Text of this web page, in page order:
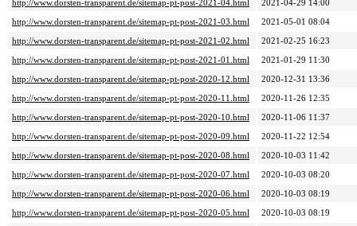
http://www.dorsten-transparent.de/sitemap-pt-post-2021-04.html
2021-04-29 14:00
http://www.dorsten-transparent.de/sitemap-pt-post-2021-03.html
2021-05-01 08:04
http://www.dorsten-transparent.de/sitemap-pt-post-2021-02.html
2021-02-25 16:23
http://www.dorsten-transparent.de/sitemap-pt-post-2021-01.html
2021-01-29 11:30
http://www.dorsten-transparent.de/sitemap-pt-post-2020-12.html
2020-12-31 13:36
http://www.dorsten-transparent.de/sitemap-pt-post-2020-11.html
2020-11-26 12:35
http://www.dorsten-transparent.de/sitemap-pt-post-2020-10.html
2020-11-06 11:37
http://www.dorsten-transparent.de/sitemap-pt-post-2020-09.html
2020-11-22 12:54
http://www.dorsten-transparent.de/sitemap-pt-post-2020-08.html
2020-10-03 11:42
http://www.dorsten-transparent.de/sitemap-pt-post-2020-07.html
2020-10-03 08:20
http://www.dorsten-transparent.de/sitemap-pt-post-2020-06.html
2020-10-03 08:19
http://www.dorsten-transparent.de/sitemap-pt-post-2020-05.html
2020-10-03 08:19